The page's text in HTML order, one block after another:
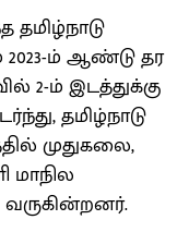
தமிழ்நாடு
ம் ஆண்டு தர
2-ம் இடத்துக்கு
தமிழ்நாடு
முதுகலை,
மாநில